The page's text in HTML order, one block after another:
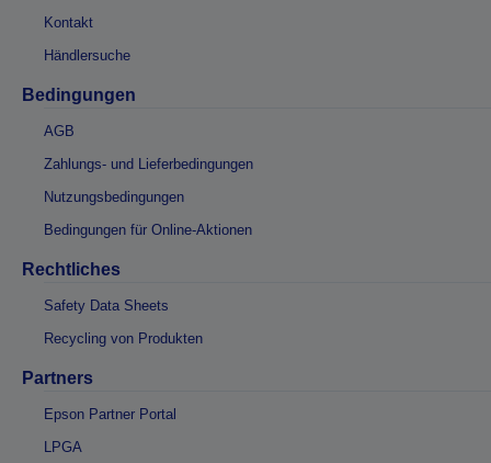
Kontakt
Händlersuche
Bedingungen
AGB
Zahlungs- und Lieferbedingungen
Nutzungsbedingungen
Bedingungen für Online-Aktionen
Rechtliches
Safety Data Sheets
Recycling von Produkten
Partners
Epson Partner Portal
LPGA